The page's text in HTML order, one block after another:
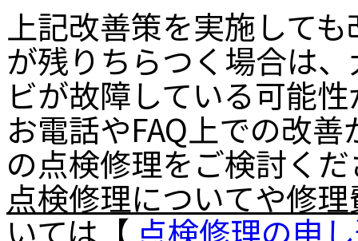
上記改善策を実施して
が残りちらつく場合は
ビが故障している可能
お電話やFAQ上での改
の点検修理をご検討く
点検修理についてや修
いては【 点検修理の申